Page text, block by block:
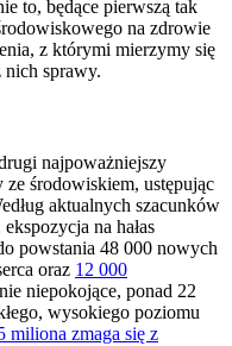
to, będące pierwszą tak
na zdrowie
z którymi mierzymy się
nich sprawy.
najpoważniejszy
środowiskiem, ustępując
aktualnych szacunków
na hałas
powstania 48 000 nowych
oraz 12 000
niepokojące, ponad 22
wysokiego poziomu
miliona zmaga się z